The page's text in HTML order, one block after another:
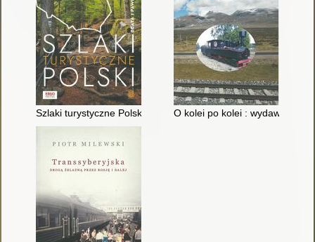
Szlaki turystyczne Polski O kolei po kolei : wydawnictwo